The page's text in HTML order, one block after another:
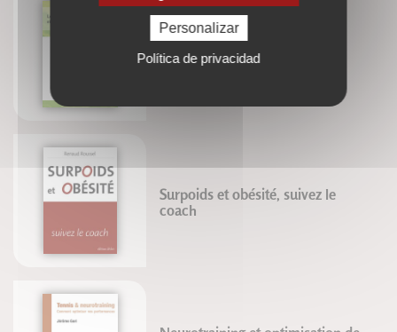
Blandine Calais-Germain
Surpoids et obésité, suivez le
coach
Personalizar
Política de privacidad